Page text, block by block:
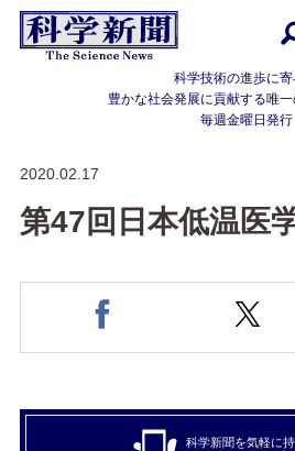
科学技術の進歩に寄
豊かな社会発展に貢献する唯一
毎週金曜日発行
2020.02.17
第47回日本低温医
科学新聞を気軽に